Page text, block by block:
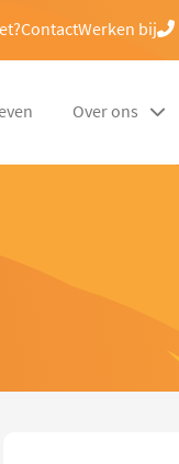
ContactWerken bij
Over ons